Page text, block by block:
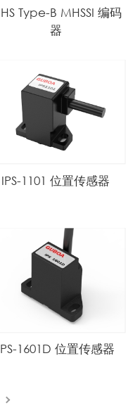
Type-B MHSSI 编码
器
IPS-1101 位置传感器
1601D 位置传感器